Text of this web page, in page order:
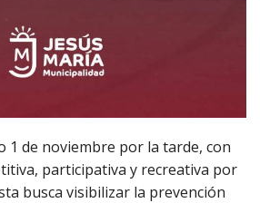
1 de noviembre por la tarde, con
participativa y recreativa por
busca visibilizar la prevención